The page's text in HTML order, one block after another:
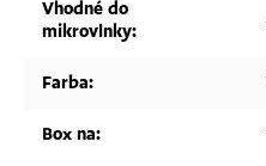
Vhodné do
mikrovlnky:
Farba:
Box na: